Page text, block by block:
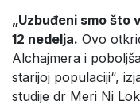
„Uzbuđeni smo što
12 nedelja. Ovo
Alchajmera i
starijoj populaciji“,
studije dr Meri Ni